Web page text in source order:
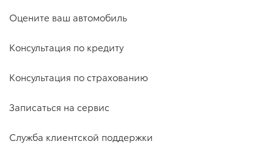
Оцените ваш автомобиль
Консультация по кредиту
Консультация по страхованию
Записаться на сервис
Служба клиентской поддержки